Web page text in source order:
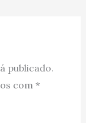
publicado.
com *